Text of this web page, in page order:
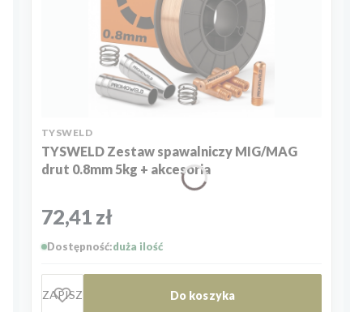
TYSWELD Zestaw spawalniczy MIG/MAG
drut 0.8mm 5kg + akcesoria
PRODUCENT
TYSWELD
Cena
72,41 zł
Dostępność:duża ilość
ZAPISZ Do koszyka